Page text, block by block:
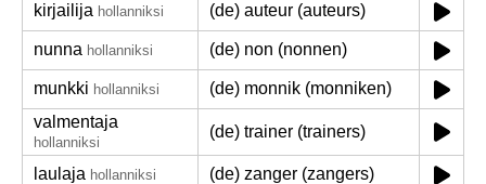
kirjailija hollanniksi (de) auteur (auteurs)
nunna hollanniksi (de) non (nonnen)
munkki hollanniksi
(de) monnik (monniken)
valmentaja
hollanniksi
(de) trainer (trainers)
laulaja hollanniksi (de) zanger (zangers)